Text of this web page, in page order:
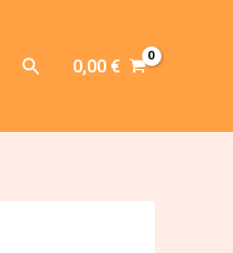
Rechercher
0,00 €